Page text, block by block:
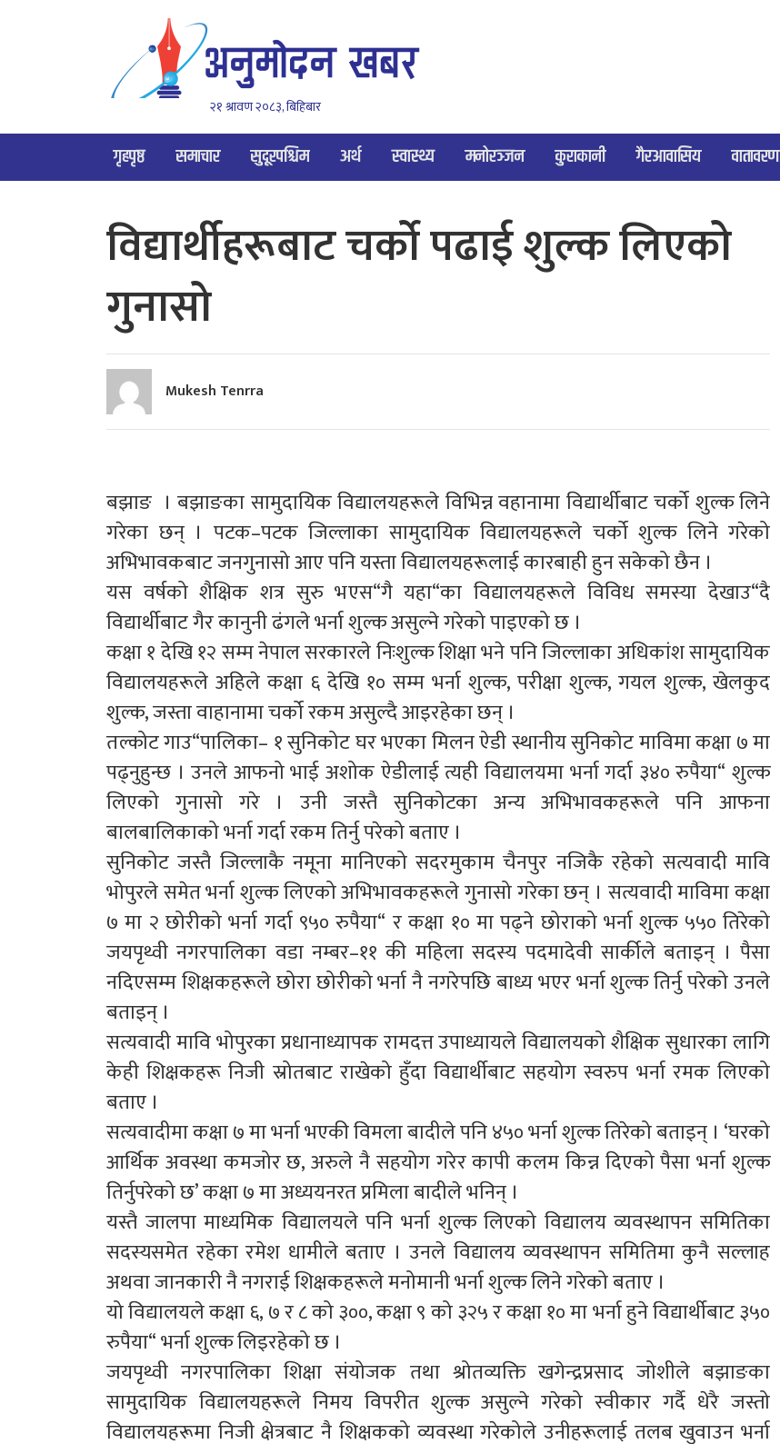
२१ श्रावण २०८३, बिहिबार
गृहपृष्ठ समाचार सुदूरपश्चिम अर्थ स्वास्थ्य मनोरञ्जन कुराकानी गैरआवासिय वातावरण
विद्यार्थीहरूबाट चर्को पढाई शुल्क लिएको
गुनासो
Mukesh Tenrra
बझाङ । बझाङका सामुदायिक विद्यालयहरूले विभिन्न वहानामा विद्यार्थीबाट चर्को शुल्क लिने
गरेका छन् । पटक–पटक जिल्लाका सामुदायिक विद्यालयहरूले चर्को शुल्क लिने गरेको
अभिभावकबाट जनगुनासो आए पनि यस्ता विद्यालयहरूलाई कारबाही हुन सकेको छैन ।
यस वर्षको शैक्षिक शत्र सुरु भएस“गै यहा“का विद्यालयहरूले विविध समस्या देखाउ“दै
विद्यार्थीबाट गैर कानुनी ढंगले भर्ना शुल्क असुल्ने गरेको पाइएको छ ।
कक्षा १ देखि १२ सम्म नेपाल सरकारले निःशुल्क शिक्षा भने पनि जिल्लाका अधिकांश सामुदायिक
विद्यालयहरूले अहिले कक्षा ६ देखि १० सम्म भर्ना शुल्क, परीक्षा शुल्क, गयल शुल्क, खेलकुद
शुल्क, जस्ता वाहानामा चर्को रकम असुल्दै आइरहेका छन् ।
तल्कोट गाउ“पालिका– १ सुनिकोट घर भएका मिलन ऐडी स्थानीय सुनिकोट माविमा कक्षा ७ मा
पढ्नुहुन्छ । उनले आफनो भाई अशोक ऐडीलाई त्यही विद्यालयमा भर्ना गर्दा ३४० रुपैया“ शुल्क
लिएको गुनासो गरे । उनी जस्तै सुनिकोटका अन्य अभिभावकहरूले पनि आफना
बालबालिकाको भर्ना गर्दा रकम तिर्नु परेको बताए ।
सुनिकोट जस्तै जिल्लाकै नमूना मानिएको सदरमुकाम चैनपुर नजिकै रहेको सत्यवादी मावि
भोपुरले समेत भर्ना शुल्क लिएको अभिभावकहरूले गुनासो गरेका छन् । सत्यवादी माविमा कक्षा
७ मा २ छोरीको भर्ना गर्दा ९५० रुपैया“ र कक्षा १० मा पढ्ने छोराको भर्ना शुल्क ५५० तिरेको
जयपृथ्वी नगरपालिका वडा नम्बर–११ की महिला सदस्य पदमादेवी सार्कीले बताइन् । पैसा
नदिएसम्म शिक्षकहरूले छोरा छोरीको भर्ना नै नगरेपछि बाध्य भएर भर्ना शुल्क तिर्नु परेको उनले
बताइन् ।
सत्यवादी मावि भोपुरका प्रधानाध्यापक रामदत्त उपाध्यायले विद्यालयको शैक्षिक सुधारका लागि
केही शिक्षकहरू निजी स्रोतबाट राखेको हुँदा विद्यार्थीबाट सहयोग स्वरुप भर्ना रमक लिएको
बताए ।
सत्यवादीमा कक्षा ७ मा भर्ना भएकी विमला बादीले पनि ४५० भर्ना शुल्क तिरेको बताइन् । ‘घरको
आर्थिक अवस्था कमजोर छ, अरुले नै सहयोग गरेर कापी कलम किन्न दिएको पैसा भर्ना शुल्क
तिर्नुपरेको छ’ कक्षा ७ मा अध्ययनरत प्रमिला बादीले भनिन् ।
यस्तै जालपा माध्यमिक विद्यालयले पनि भर्ना शुल्क लिएको विद्यालय व्यवस्थापन समितिका
सदस्यसमेत रहेका रमेश धामीले बताए । उनले विद्यालय व्यवस्थापन समितिमा कुनै सल्लाह
अथवा जानकारी नै नगराई शिक्षकहरूले मनोमानी भर्ना शुल्क लिने गरेको बताए ।
यो विद्यालयले कक्षा ६, ७ र ८ को ३००, कक्षा ९ को ३२५ र कक्षा १० मा भर्ना हुने विद्यार्थीबाट ३५०
रुपैया“ भर्ना शुल्क लिइरहेको छ ।
जयपृथ्वी नगरपालिका शिक्षा संयोजक तथा श्रोतव्यक्ति खगेन्द्रप्रसाद जोशीले बझाङका
सामुदायिक विद्यालयहरूले निमय विपरीत शुल्क असुल्ने गरेको स्वीकार गर्दै धेरै जस्तो
विद्यालयहरूमा निजी क्षेत्रबाट नै शिक्षकको व्यवस्था गरेकोले उनीहरूलाई तलब खुवाउन भर्ना